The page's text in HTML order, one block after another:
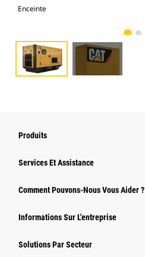
Enceinte
Produits
Services Et Assistance
Comment Pouvons-Nous Vous Aider ?
Informations Sur L'entreprise
Solutions Par Secteur